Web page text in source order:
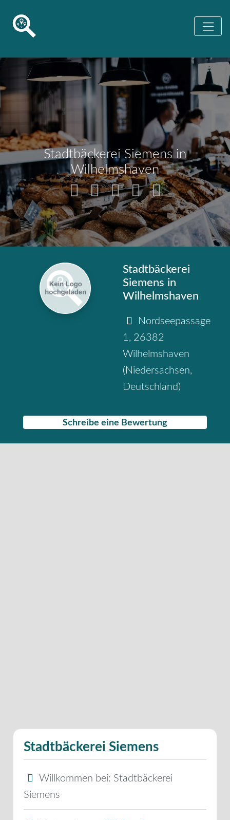
Stadtbäckerei Siemens in
Wilhelmshaven
Stadtbäckerei
Siemens in
Wilhelmshaven
Nordseepassage
1, 26382
Wilhelmshaven
( Niedersachsen,
Deutschland)
Schreibe eine Bewertung
Stadtbäckerei Siemens
Willkommen bei: Stadtbäckerei
Siemens